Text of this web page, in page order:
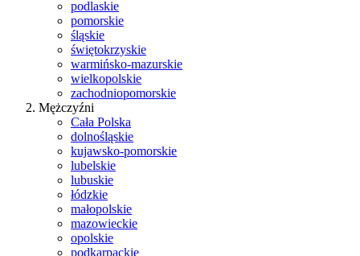
podlaskie
pomorskie
śląskie
świętokrzyskie
warmińsko-mazurskie
wielkopolskie
zachodniopomorskie
Mężczyźni
Cała Polska
dolnośląskie
kujawsko-pomorskie
lubelskie
lubuskie
łódzkie
małopolskie
mazowieckie
opolskie
podkarpackie